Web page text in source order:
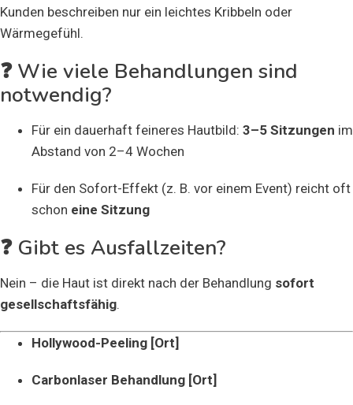
Kunden beschreiben nur ein leichtes Kribbeln oder
Wärmegefühl.
❓ Wie viele Behandlungen sind
notwendig?
Für ein dauerhaft feineres Hautbild: 3–5 Sitzungen im
Abstand von 2–4 Wochen
Für den Sofort-Effekt (z. B. vor einem Event) reicht oft
schon eine Sitzung
❓ Gibt es Ausfallzeiten?
Nein – die Haut ist direkt nach der Behandlung sofort
gesellschaftsfähig.
Hollywood-Peeling [Ort]
Carbonlaser Behandlung [Ort]